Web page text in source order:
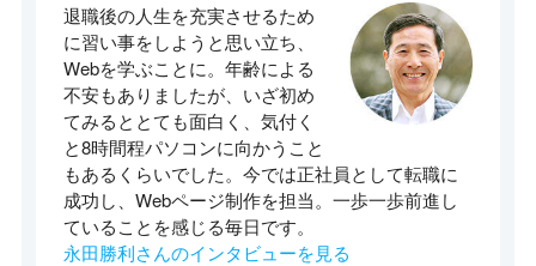
退職後の人生を充実させるため
に習い事をしようと思い立ち、
Webを学ぶことに。年齢による
不安もありましたが、いざ初め
てみるととても面白く、気付く
と8時間程パソコンに向かうこと
もあるくらいでした。今では正社員として転職に
成功し、Webページ制作を担当。一歩一歩前進し
ていることを感じる毎日です。
永田勝利さんのインタビューを見る